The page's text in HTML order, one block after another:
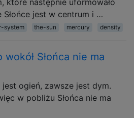
Słońce jest w centrum i …
system the-sun mercury density
wokół Słońca nie ma
jest ogień, zawsze jest dym.
w pobliżu Słońca nie ma